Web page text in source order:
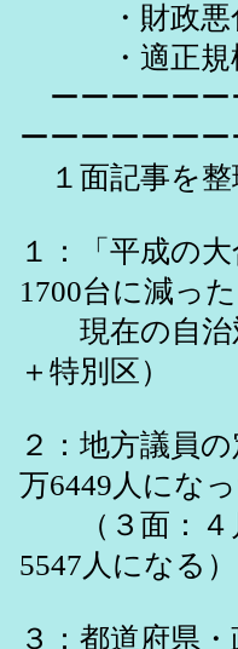
・財政悪化
・適正規模
ーーーーーー
ーーーーーーー
１面記事を整
１：「平成の
1700台に減った
現在の自治対
＋特別区）
２：地方議員
万6449人になっ
（３面：４
5547人になる）
３：都道府県